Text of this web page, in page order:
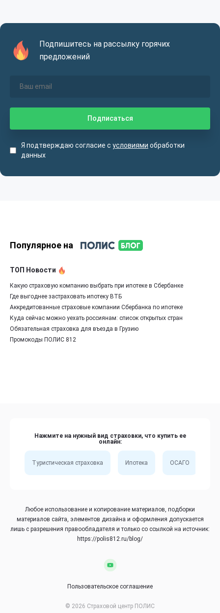
Подпишитесь на рассылку горячих
предложений
Я подтверждаю согласие с условиями обработки
данных
Популярное на
ТОП Новости
Какую страховую компанию выбрать при ипотеке в Сбербанке
Где выгоднее застраховать ипотеку ВТБ
Аккредитованные страховые компании Сбербанка по ипотеке
Куда сейчас можно уехать россиянам: список открытых стран
Обязательная страховка для въезда в Грузию
Промокоды ПОЛИС 812
Нажмите на нужный вид страховки, что купить ее
онлайн:
Туристическая страховка Ипотека ОСАГО
Любое использование и копирование материалов, подборки
материалов сайта, элементов дизайна и оформления допускается
лишь с разрешения правообладателя и только со ссылкой на источник:
https://polis812.ru/blog/
Пользовательское соглашение
© 2026 Страховой центр ПОЛИС